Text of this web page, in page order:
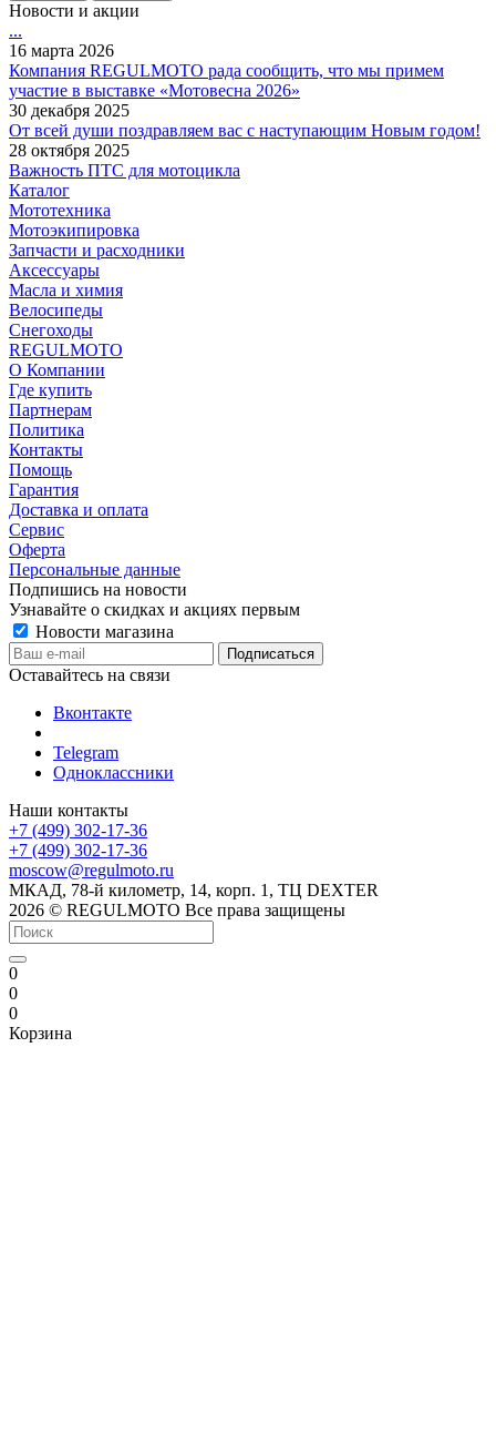
Новости и акции
...
16 марта 2026
Компания REGULMOTO рада сообщить, что мы примем
участие в выставке «Мотовесна 2026»
30 декабря 2025
От всей души поздравляем вас с наступающим Новым годом!
28 октября 2025
Важность ПТС для мотоцикла
Каталог
Мототехника
Мотоэкипировка
Запчасти и расходники
Аксессуары
Масла и химия
Велосипеды
Снегоходы
REGULMOTO
О Компании
Где купить
Партнерам
Политика
Контакты
Помощь
Гарантия
Доставка и оплата
Сервис
Оферта
Персональные данные
Подпишись на новости
Узнавайте о скидках и акциях первым
Новости магазина
Оставайтесь на связи
Вконтакте
Telegram
Одноклассники
Наши контакты
+7 (499) 302-17-36
+7 (499) 302-17-36
moscow@regulmoto.ru
МКАД, 78-й километр, 14, корп. 1, ТЦ DEXTER
2026 © REGULMOTO Все права защищены
0
0
0
Корзина